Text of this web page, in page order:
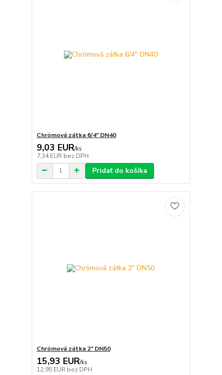
Chrómová zátka 6/4" DN40
9,03 EUR/ks
7,34 EUR bez DPH
Pridať do košíka
Chrómová zátka 2" DN50
15,93 EUR/ks
12,95 EUR bez DPH